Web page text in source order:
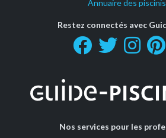
Annuaire des
Restez connectés avec
Nos services pour les